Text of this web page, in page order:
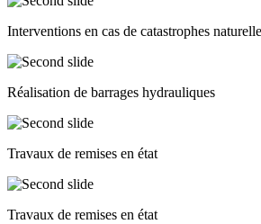
Interventions en cas de catastrophes
Réalisation de barrages hydrauliques
Travaux de remises en état
Travaux de remises en état